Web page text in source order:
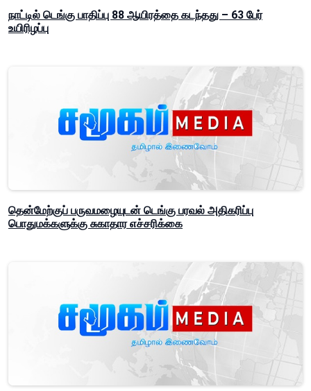
நாட்டில் டெங்கு பாதிப்பு 88 ஆயிரத்தை கடந்தது – 63 பேர்
உயிரிழப்பு
தென்மேற்குப் பருவமழையுடன் டெங்கு பரவல் அதிகரிப்பு
பொதுமக்களுக்கு சுகாதார எச்சரிக்கை